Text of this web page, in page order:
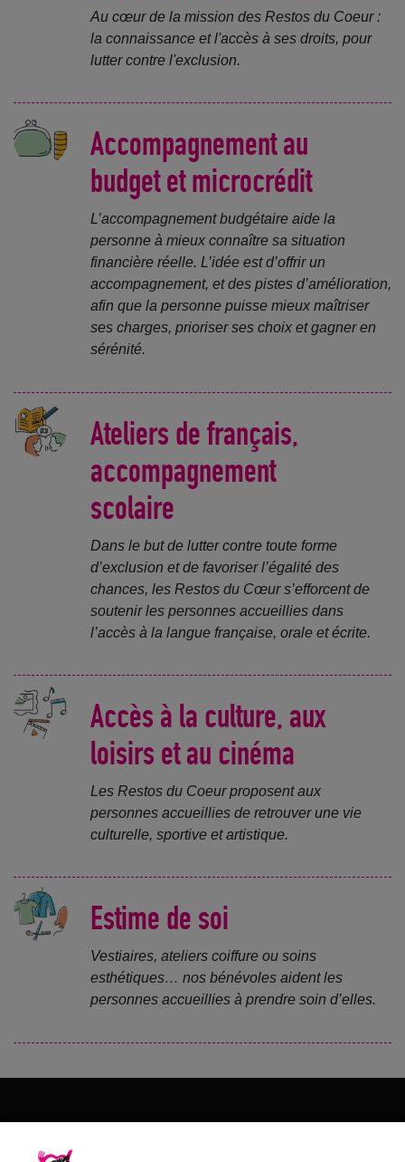
Au cœur de la mission des Restos du Coeur :
la connaissance et l'accès à ses droits, pour
lutter contre l'exclusion.
Accompagnement au
budget et microcrédit
L’accompagnement budgétaire aide la
personne à mieux connaître sa situation
financière réelle. L’idée est d’offrir un
accompagnement, et des pistes d’amélioration,
afin que la personne puisse mieux maîtriser
ses charges, prioriser ses choix et gagner en
sérénité.
Ateliers de français,
accompagnement
scolaire
Dans le but de lutter contre toute forme
d’exclusion et de favoriser l’égalité des
chances, les Restos du Cœur s’efforcent de
soutenir les personnes accueillies dans
l’accès à la langue française, orale et écrite.
Accès à la culture, aux
loisirs et au cinéma
Les Restos du Coeur proposent aux
personnes accueillies de retrouver une vie
culturelle, sportive et artistique.
Estime de soi
Vestiaires, ateliers coiffure ou soins
esthétiques… nos bénévoles aident les
personnes accueillies à prendre soin d’elles.